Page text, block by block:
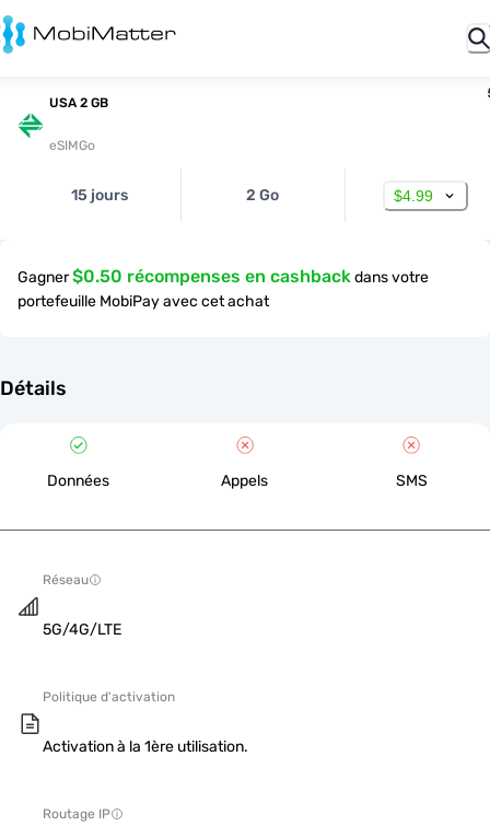
USA 2 GB
eSIMGo
15 jours 2 Go $4.99
Gagner$0.50 récompenses en cashbackdans votre
portefeuille MobiPay avec cet achat
Détails
Données Appels SMS
Réseau
5G/4G/LTE
Politique d'activation
Activation à la 1ère utilisation.
Routage IP